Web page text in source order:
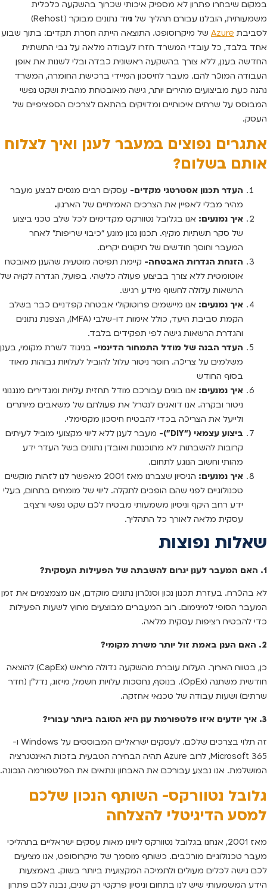
במקום שיבחרו פתרון לא מספיק איכותי שכרוך בהשקעה כלכלית
משמעותית, הובלנו עבורם תהליך של נ
יוד נתונים מבוקר (Rehost)
לסביבת Azure של מיקרוסופט. התוצאה הייתה חסרת תקדים: בתוך שבוע
אחד בלבד, כל עובדי המשרד חזרו לעבודה מלאה על גבי התשתית
החדשה בענן, ללא צורך בהשקעה ראשונית כבדה ובלי לשנות את אופן
העבודה המוכר להם. מעבר לחיסכון המיידי ברכישת החומרה, המשרד
נהנה כעת מביצועים מהירים יותר, גישה מאובטחת מהבית ושקט נפשי
המבוסס על שרתים איכותיים ומדויקים בהתאם לצרכים הספציפיים של
העסק.
אתגרים נפוצים במעבר לענן ואיך לצלוח
אותם בשלום?
העדר תכנון אסטרטגי מקדים- עסקים רבים מנסים לבצע מעבר
מהיר מבלי לאפיין את הצרכים האמיתיים של הארגון.
איך נמנעים: אנו בגלובל נטוורקס מקדימים לכל שלב טכני ביצוע
של סקר תשתיות מקיף. תכנון נכון מונע “כיבוי שריפות” לאחר
המעבר וחוסך חודשים של תיקונים יקרים.
הזנחת הגדרות האבטחה- קיימת תפיסה מוטעית שהענן מאובטח
אוטומטית ללא צורך בביצוע פעולה כלשהי. בפועל, הגדרה לקויה של
הרשאות עלולה לחשוף מידע רגיש.
איך נמנעים: אנו מיישמים פרוטוקולי אבטחה קפדניים כבר בשלב
הקמת סביבת היעד, כולל אימות דו-שלבי (MFA), הצפנת נתונים
והגדרת הרשאות גישה לפי תפקידים בלבד.
העדר הבנה של מודל התמחור הדינמי- בניגוד לשרת מקומי, בענן
משלמים על צריכה. חוסר ניטור עלול להוביל לעלויות גבוהות מאוד
בסוף החודש
איך נמנעים: אנו בונים עבורכם מודל תחזית עלויות ומגדירים מנגנוני
ניטור ובקרה. אנו דואגים לנטרל את פעולתם של משאבים מיותרים
ולייעל את הצריכה בכדי להבטיח חיסכון מקסימלי.
ביצוע עצמאי (“DIY”)-
מעבר לענן ללא ליווי מקצועי מוביל לעיתים
קרובות להשבתות לא מתוכננות ואובדן נתונים בשל העדר ידע
מהותי וחשוב הנוגע לתחום.
איך נמנעים:
הניסיון שצברנו מאז 2001 מאפשר לנו לזהות מוקשים
טכנולוגיים לפני שהם הופכים לתקלה. ליווי של מומחים בתחום, בעלי
ידע רחב היקף וניסיון משמעותי מבטיח לכם שקט נפשי ורצףב
עסקית מלאה לאורך כל התהליך.
שאלות נפוצות
1. האם המעבר לענן יגרום להשבתה של הפעילות העסקית?
לא בהכרח. בעזרת תכנון נכון וסנכרון נתונים מוקדם, אנו מצמצמים את זמן
המעבר הסופי למינימום. רוב המעברים מבוצעים מחוץ לשעות הפעילות
כדי להבטיח רציפות עסקית מלאה.
2. האם הענן באמת זול יותר משרת מקומי?
כן, בטווח הארוך. העלות עוברת מהשקעה גדולה מראש (CapEx) להוצאה
חודשית משתנה (OpEx). בנוסף, נחסכות עלויות חשמל, מיזוג, נדל”ן (חדר
שרתים) ושעות עבודה של טכנאי אחזקה.
3. איך יודעים איזו פלטפורמת ענן היא הטובה ביותר עבורי?
זה תלוי בצרכים שלכם. לעסקים ישראליים המבוססים על Windows ו-
Microsoft 365, לרוב Azure תהיה הבחירה הטבעית בזכות האינטגרציה
המושלמת. אנו נבצע עבורכם את האבחון ונתאים את הפלטפורמה הנכונה.
גלובל נטוורקס- השותף הנכון שלכם
למסע הדיגיטלי להצלחה
מאז 2001, אנחנו בגלובל נטוורקס ליווינו מאות עסקים ישראליים בתהליכי
מעבר טכנולוגיים מורכבים. כשותף מוסמך של מיקרוסופט, אנו מציעים
לכם גישה לכלים מעולים ולתמיכה המקצועית ביותר בשוק. באמצעות
הידע המשמעותי שיש לנו בתחום וניסיון פרקטי רק שנים, נבנה לכם פתרון